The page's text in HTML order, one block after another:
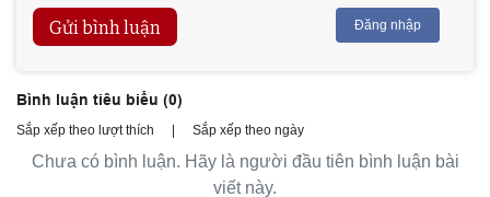
Gửi bình luận Đăng nhập
Bình luận tiêu biểu (0)
Sắp xếp theo lượt thích Sắp xếp theo ngày
Chưa có bình luận. Hãy là người đầu tiên bình luận bài
viết này.